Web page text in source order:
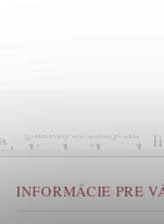
INFORMÁCIE PRE